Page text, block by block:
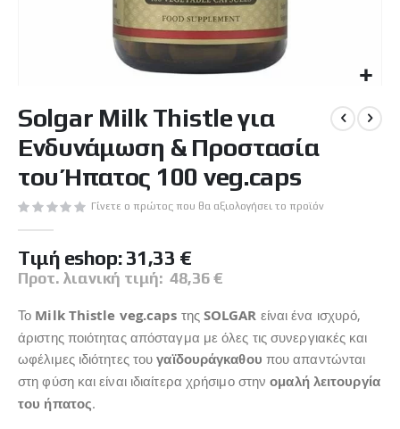
στην
της
συλλογής
εικόνων
Solgar Milk Thistle για
Ενδυνάμωση & Προστασία
του Ήπατος 100 veg.caps
Γίνετε ο πρώτος που θα αξιολογήσει το προϊόν
Tιμή eshop:31,33 €
Προτ. λιανική τιμή: 48,36 €
Το Milk Thistle veg.caps της SOLGAR είναι ένα ισχυρό,
άριστης ποιότητας απόσταγμα με όλες τις συνεργιακές και
ωφέλιμες ιδιότητες τουγαϊδουράγκαθου που απαντώνται
στη φύση και είναι ιδιαίτερα χρήσιμο στηνομαλή λειτουργία
του ήπατος.